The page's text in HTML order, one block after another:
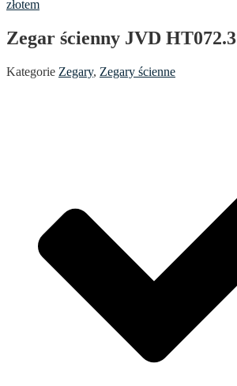
Zegar ścienny JVD HT072.3
Kategorie Zegary, Zegary ścienne